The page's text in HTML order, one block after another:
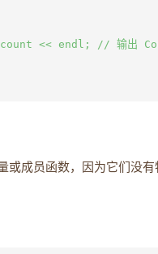
<< endl; // 输出
成员函数，因为它们没有